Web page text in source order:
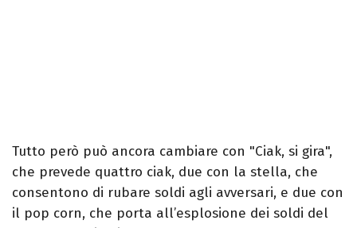
Tutto però può ancora cambiare con "Ciak, si gira",
che prevede quattro ciak, due con la stella, che
consentono di rubare soldi agli avversari, e due con
il pop corn, che porta all’esplosione dei soldi del